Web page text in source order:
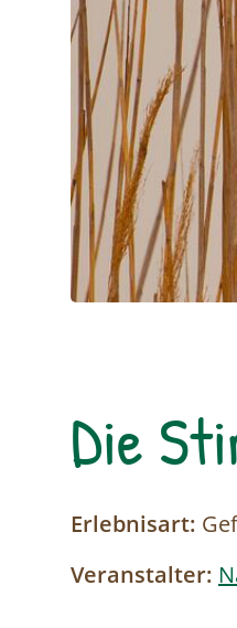
Die
Erlebnisart:
Veranstalter: